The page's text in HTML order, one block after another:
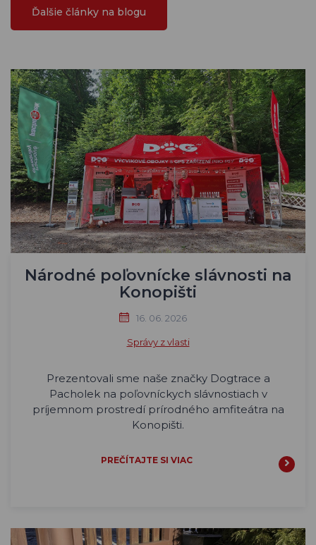
Ďalšie články na blogu
Národné poľovnícke slávnosti na
Konopišti
16. 06. 2026
Správy z vlasti
Prezentovali sme naše značky Dogtrace a
Pacholek na poľovníckych slávnostiach v
príjemnom prostredí prírodného amfiteátra na
Konopišti.
PREČÍTAJTE SI VIAC